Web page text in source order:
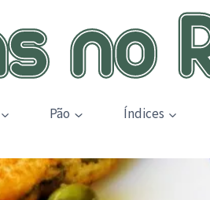
Pão Índices